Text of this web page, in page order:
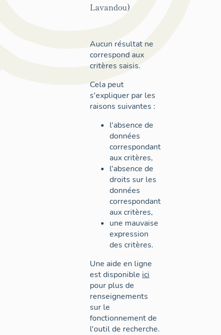
Lavandou)
Aucun résultat ne
correspond aux
critères saisis.
Cela peut
s'expliquer par les
raisons suivantes :
l'absence de
données
correspondant
aux critères,
l'absence de
droits sur les
données
correspondant
aux critères,
une mauvaise
expression
des critères.
Une aide en ligne
est disponible ici
pour plus de
renseignements
sur le
fonctionnement de
l'outil de recherche.